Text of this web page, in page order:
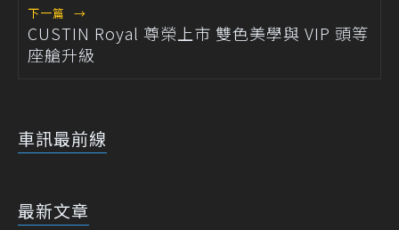
下一篇 →
CUSTIN Royal 尊榮上市 雙色美學與 VIP 頭等
座艙升級
車訊最前線
最新文章